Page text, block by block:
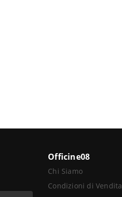
Officine08
Chi Siamo
Condizioni di Vendita